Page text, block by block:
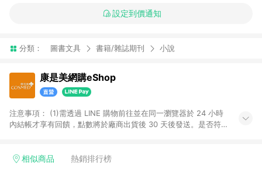
設定到價通知
分類： 圖書文具 書籍/雜誌期刊 小說
康是美網購eShop
注意事項：​ (1)需透過 LINE 購物前往並在同一瀏覽器於 24 小時
內結帳才享有回饋，點數將於廠商出貨後 30 天後發送。​是否符
黃金鑽飾/精品相關/3C數位(含周邊)/家電視聽/運動戶外/母嬰用
相似商品 熱銷排行榜